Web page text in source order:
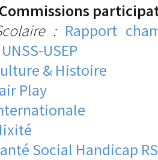
: Rapport
UNSS-USEP
& Histoire
Play
Social Handicap